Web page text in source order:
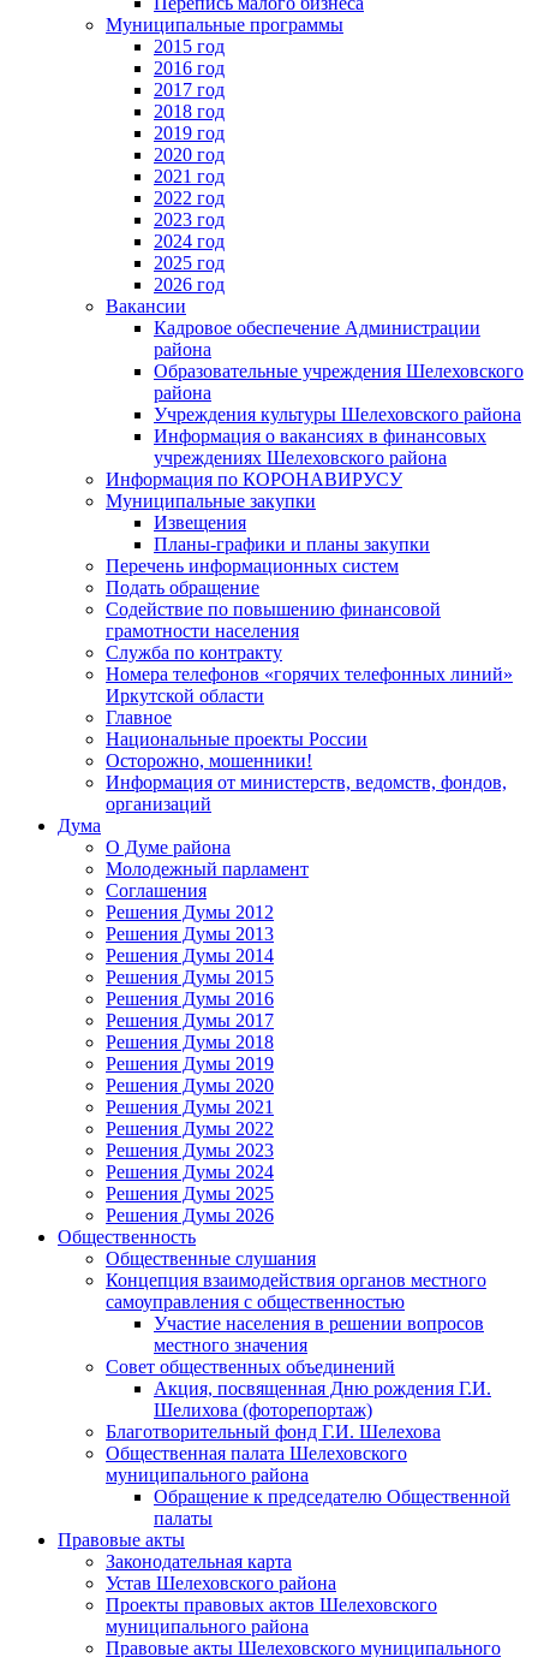
Муниципальные программы
2015 год
2016 год
2017 год
2018 год
2019 год
2020 год
2021 год
2022 год
2023 год
2024 год
2025 год
2026 год
Вакансии
Кадровое обеспечение Администрации
района
Образовательные учреждения Шелеховского
района
Учреждения культуры Шелеховского района
Информация о вакансиях в финансовых
учреждениях Шелеховского района
Информация по КОРОНАВИРУСУ
Муниципальные закупки
Извещения
Планы-графики и планы закупки
Перечень информационных систем
Подать обращение
Содействие по повышению финансовой
грамотности населения
Служба по контракту
Номера телефонов «горячих телефонных линий»
Иркутской области
Главное
Национальные проекты России
Осторожно, мошенники!
Информация от министерств, ведомств, фондов,
организаций
Дума
О Думе района
Молодежный парламент
Соглашения
Решения Думы 2012
Решения Думы 2013
Решения Думы 2014
Решения Думы 2015
Решения Думы 2016
Решения Думы 2017
Решения Думы 2018
Решения Думы 2019
Решения Думы 2020
Решения Думы 2021
Решения Думы 2022
Решения Думы 2023
Решения Думы 2024
Решения Думы 2025
Решения Думы 2026
Общественность
Общественные слушания
Концепция взаимодействия органов местного
самоуправления с общественностью
Участие населения в решении вопросов
местного значения
Совет общественных объединений
Акция, посвященная Дню рождения Г.И.
Шелихова (фоторепортаж)
Благотворительный фонд Г.И. Шелехова
Общественная палата Шелеховского
муниципального района
Обращение к председателю Общественной
палаты
Правовые акты
Законодательная карта
Устав Шелеховского района
Проекты правовых актов Шелеховского
муниципального района
Правовые акты Шелеховского муниципального